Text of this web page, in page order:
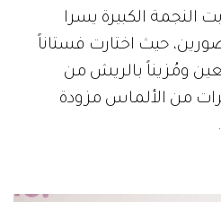
النجمة الكبيرة يسرا
حيث اختارت فستاناً
ومُزيناً بالريش من
من الألماس مزودة